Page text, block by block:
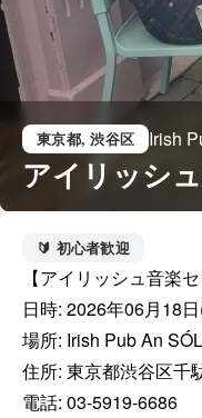
東京都, 渋谷区 Irish
アイリッシ
🔰 初心者歓迎
【アイリッシュ音楽
日時: 2026年06月18
場所: Irish Pub An
住所: 東京都渋谷区千